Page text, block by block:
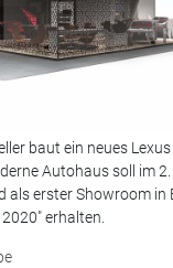
baut ein neues
Autohaus soll im
als erster Showroom in
erhalten.